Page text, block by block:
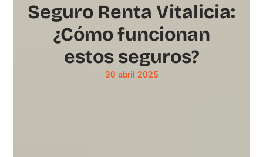
Seguro Renta Vitalicia:
¿Cómo funcionan
estos seguros?
30 abril 2025